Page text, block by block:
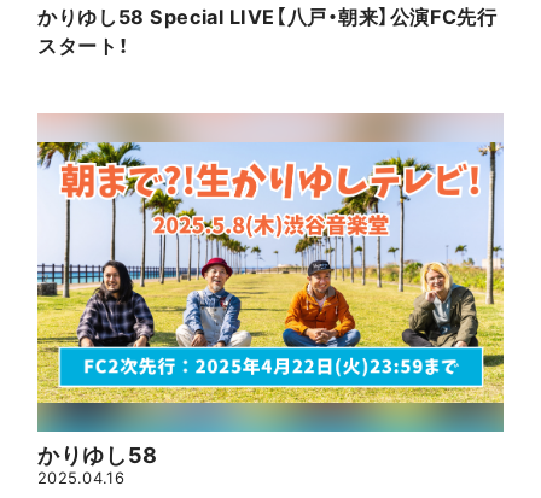
かりゆし58 Special LIVE【八戸・朝来】公演FC先行
スタート！
かりゆし58
2025.04.16